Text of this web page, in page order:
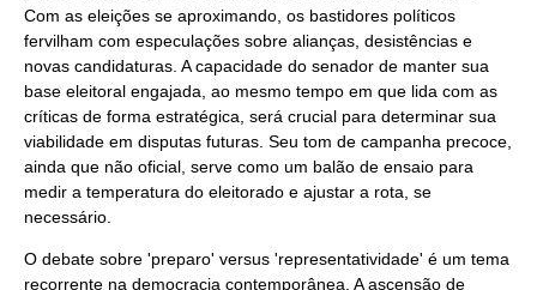
Com as eleições se aproximando, os bastidores políticos
fervilham com especulações sobre alianças, desistências e
novas candidaturas. A capacidade do senador de manter sua
base eleitoral engajada, ao mesmo tempo em que lida com as
críticas de forma estratégica, será crucial para determinar sua
viabilidade em disputas futuras. Seu tom de campanha precoce,
ainda que não oficial, serve como um balão de ensaio para
medir a temperatura do eleitorado e ajustar a rota, se
necessário.
O debate sobre 'preparo' versus 'representatividade' é um tema
recorrente na democracia contemporânea. A ascensão de